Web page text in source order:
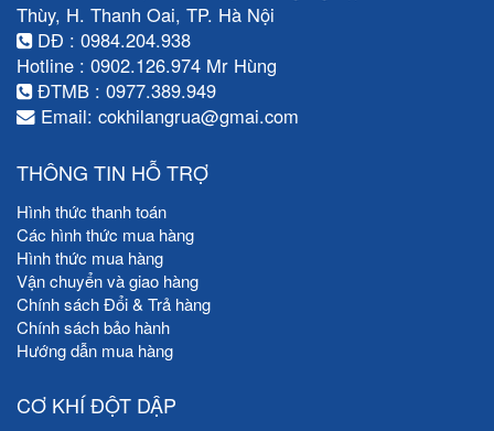
Thùy, H. Thanh Oai, TP. Hà Nội
DĐ : 0984.204.938
Hotline : 0902.126.974 Mr Hùng
ĐTMB : 0977.389.949
Email: cokhilangrua@gmai.com
THÔNG TIN HỖ TRỢ
Hình thức thanh toán
Các hình thức mua hàng
Hình thức mua hàng
Vận chuyển và giao hàng
Chính sách Đổi & Trả hàng
Chính sách bảo hành
Hướng dẫn mua hàng
CƠ KHÍ ĐỘT DẬP